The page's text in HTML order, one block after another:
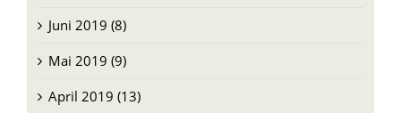
Juni 2019 (8)
Mai 2019 (9)
April 2019 (13)